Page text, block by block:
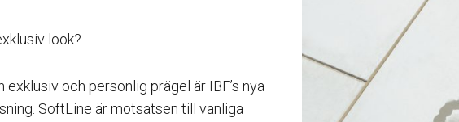
look?
och personlig prägel är IBF’s nya
SoftLine är motsatsen till vanliga